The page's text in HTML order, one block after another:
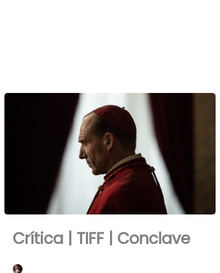
Crítica | TIFF | Conclave